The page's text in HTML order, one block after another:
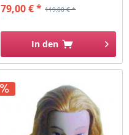
119,00 € *
79,00 € *
In den